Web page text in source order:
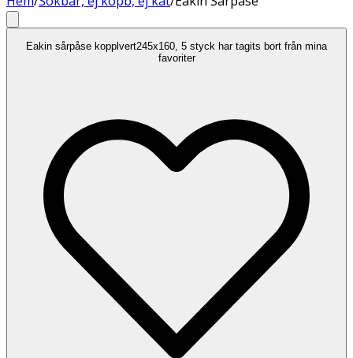
Eakin sårpåse kopplvert245x160, 5 styck har tagits bort från mina
favoriter